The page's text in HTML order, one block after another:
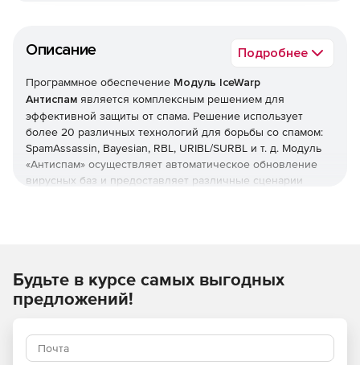
Описание Подробнее
Программное обеспечение Модуль IceWarp
Антиспам является комплексным решением для
эффективной защиты от спама. Решение использует
более 20 различных технологий для борьбы со спамом:
SpamAssassin, Bayesian, RBL, URIBL/SURBL и т. д. Модуль
«Антиспам» осуществляет автоматическое обновление
вирусных баз и предоставляет различные сценарии
получателем или администратором, ответственным за
фильтрацию спама, для выбора дальнейших действий над
сообщением. Сообщение может быть добавлено в белый
корректно. Система генерации отчетов позволяет
контролировать работу модуля, обеспечивая надежную
Будьте в курсе самых выгодных
предложений!